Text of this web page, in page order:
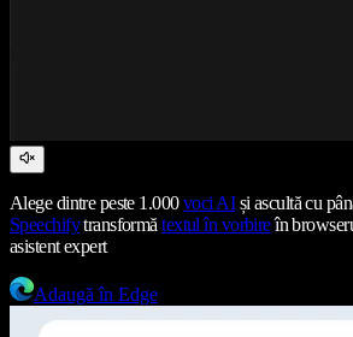
Alege dintre peste 1.000voci AIși ascultă cu
Speechifytransformătextul în vorbireîn
asistent expert
Adaugă în Edge